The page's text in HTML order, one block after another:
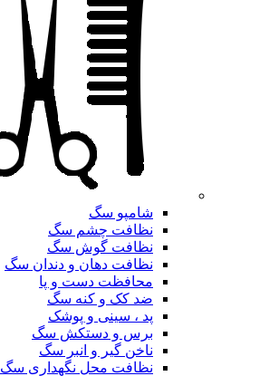
شامپو سگ
نظافت چشم سگ
نظافت گوش سگ
نظافت دهان و دندان سگ
محافظت دست و پا
ضد کک و کنه سگ
پد ، سینی و پوشک
برس و دستکش سگ
ناخن گیر و انبر سگ
نظافت محل نگهداری سگ